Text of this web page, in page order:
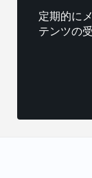
定期的に
テンツの